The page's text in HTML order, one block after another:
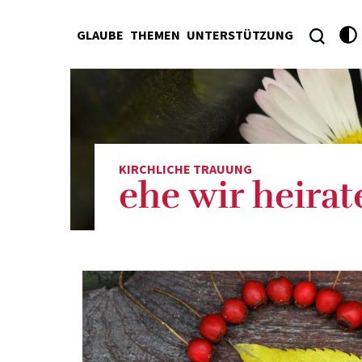
GLAUBE THEMEN UNTERSTÜTZUNG
KIRCHLICHE TRAUUNG
ehe wir